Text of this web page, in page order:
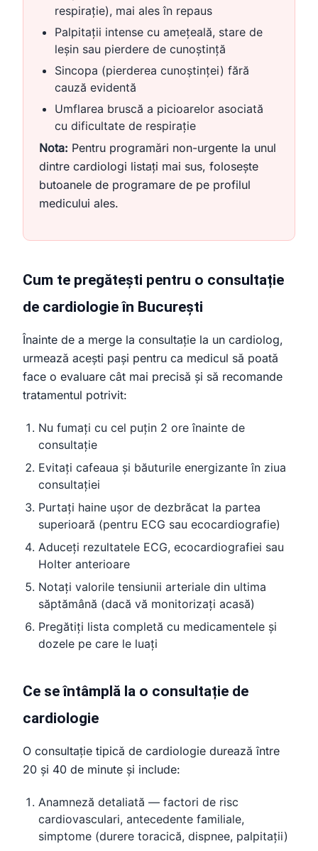
respirație), mai ales în repaus
Palpitații intense cu amețeală, stare de
leșin sau pierdere de cunoștință
Sincopa (pierderea cunoștinței) fără
cauză evidentă
Umflarea bruscă a picioarelor asociată
cu dificultate de respirație
Nota: Pentru programări non-urgente la unul
dintre cardiologi listați mai sus, folosește
butoanele de programare de pe profilul
medicului ales.
Cum te pregătești pentru o consultație
de cardiologie în București
Înainte de a merge la consultație la un cardiolog,
urmează acești pași pentru ca medicul să poată
face o evaluare cât mai precisă și să recomande
tratamentul potrivit:
Nu fumați cu cel puțin 2 ore înainte de
consultație
Evitați cafeaua și băuturile energizante în ziua
consultației
Purtați haine ușor de dezbrăcat la partea
superioară (pentru ECG sau ecocardiografie)
Aduceți rezultatele ECG, ecocardiografiei sau
Holter anterioare
Notați valorile tensiunii arteriale din ultima
săptămână (dacă vă monitorizați acasă)
Pregătiți lista completă cu medicamentele și
dozele pe care le luați
Ce se întâmplă la o consultație de
cardiologie
O consultație tipică de cardiologie durează între
20 și 40 de minute și include:
Anamneză detaliată — factori de risc
cardiovasculari, antecedente familiale,
simptome (durere toracică, dispnee, palpitații)